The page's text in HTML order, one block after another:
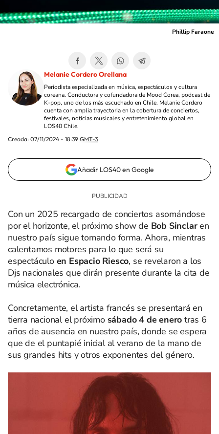
Phillip Faraone
Melanie Cordero Orellana
Periodista especializada en música, espectáculos y cultura
coreana. Conductora y cofundadora de Mood Corea, podcast de
K-pop, uno de los más escuchado en Chile. Melanie Cordero
cuenta con amplia trayectoria en la cobertura de conciertos,
festivales, noticias musicales y entretenimiento global en
LOS40 Chile.
Creada: 07/11/2024 - 18:39 GMT-3
Añadir LOS40 en Google
Con un 2025 recargado de conciertos asomándose
por el horizonte, el próximo show de Bob Sinclaren
nuestro país sigue tomando forma. Ahora, mientras
calentamos motores para lo que será su
espectáculo en Espacio Riesco, se revelaron a los
Djs nacionales que dirán presente durante la cita de
música electrónica.
Concretamente, el artista francés se presentará en
tierra nacional el próximosábado 4 de enero tras 6
años de ausencia en nuestro país, donde se espera
que de el puntapié inicial al verano de la mano de
sus grandes hits y otros exponentes del género.